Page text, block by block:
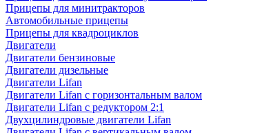
Прицепы для минитракторов
Автомобильные прицепы
Прицепы для квадроциклов
Двигатели
Двигатели бензиновые
Двигатели дизельные
Двигатели Lifan
Двигатели Lifan с горизонтальным валом
Двигатели Lifan с редуктором 2:1
Двухцилиндровые двигатели Lifan